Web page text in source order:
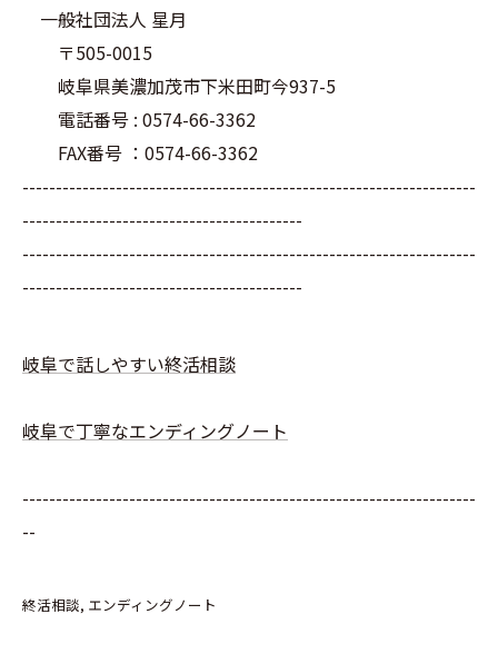
一般社団法人 星月
〒505-0015
岐阜県美濃加茂市下米田町今937-5
電話番号 : 0574-66-3362
FAX番号 ：0574-66-3362
--------------------------------------------------------------------
------------------------------------------
--------------------------------------------------------------------
------------------------------------------
岐阜で話しやすい終活相談
岐阜で丁寧なエンディングノート
--------------------------------------------------------------------
--
終活相談 エンディングノート